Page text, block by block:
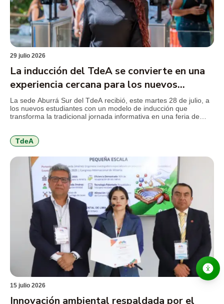
29 julio 2026
La inducción del TdeA se convierte en una
experiencia cercana para los nuevos
estudiantes
La sede Aburrá Sur del TdeA recibió, este martes 28 de julio, a
los nuevos estudiantes con un modelo de inducción que
transforma la tradicional jornada informativa en una feria de
programas y beneficios que encontrarán durante […]
TdeA
15 julio 2026
Innovación ambiental respaldada por el